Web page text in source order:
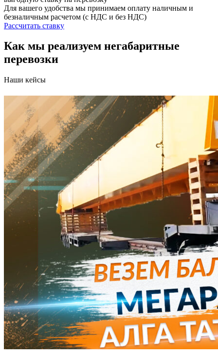
Для вашего удобства мы принимаем оплату наличным и
безналичным расчетом (с НДС и без НДС)
Рассчитать ставку
Как мы реализуем негабаритные
перевозки
Наши кейсы